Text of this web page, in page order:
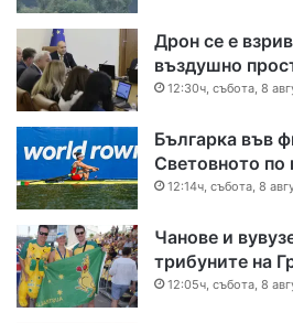
Дрон се е
въздушно
12:30ч, събота, 8
Българка във
Световното по
12:14ч, събота, 8
Чанове и
трибуните на
12:05ч, събота, 8